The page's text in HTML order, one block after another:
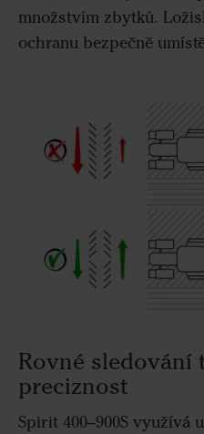
množstvím zbytků.
ochranu bezpečně
Rovné sledování
preciznost
Spirit 400–900S využívá